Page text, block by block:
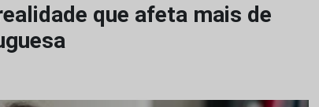
que afeta mais de